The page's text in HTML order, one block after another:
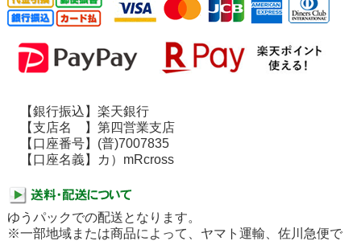
【銀行振込】楽天銀行
【支店名 】第四営業支店
【口座番号】(普)7007835
【口座名義】カ）mRcross
ゆうパックでの配送となります。
※一部地域または商品によって、ヤマト運輸、佐川急便で